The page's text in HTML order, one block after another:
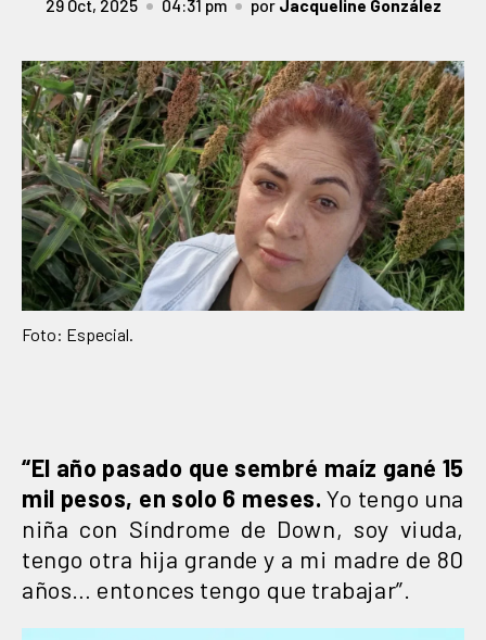
29 Oct, 2025 04:31 pm por Jacqueline González
Foto: Especial.
“El año pasado que sembré maíz gané 15
mil pesos, en solo 6 meses. Yo tengo una
niña con Síndrome de Down, soy viuda,
tengo otra hija grande y a mi madre de 80
años… entonces tengo que trabajar”.